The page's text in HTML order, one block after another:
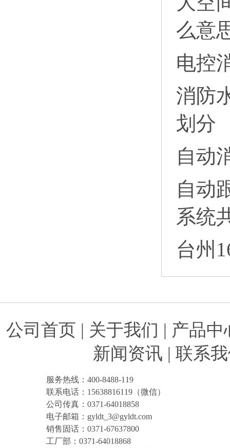
么意
电控
消防
划分
自动
自动
系统
台州
公司首页 | 关于我们 | 产品中
新闻资讯 | 联系
服务热线：400-8488-119
联系电话：15638816119（微信）
公司传真：0371-64018858
电子邮箱：gyldt_3@gyldt.com
销售固话：0371-67637800
工厂部：0371-64018868